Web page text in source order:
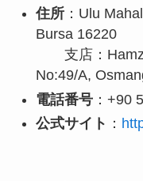
住所：Ulu
Bursa 16220
支店：
No:49/A,
電話番号：+90
公式サイト ：